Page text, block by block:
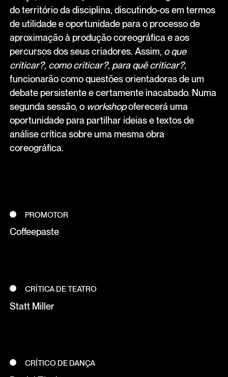
do território da disciplina, discutindo-os em termos
de utilidade e oportunidade para o processo de
aproximação à produção coreográfica e aos
percursos dos seus criadores. Assim, o que
criticar?, como criticar?, para quê criticar?,
funcionarão como questões orientadoras de um
debate persistente e certamente inacabado. Numa
segunda sessão, o workshopoferecerá uma
oportunidade para partilhar ideias e textos de
análise crítica sobre uma mesma obra
coreográfica.
PROMOTOR
Coffeepaste
CRÍTICA DE TEATRO
Statt Miller
CRÍTICO DE DANÇA